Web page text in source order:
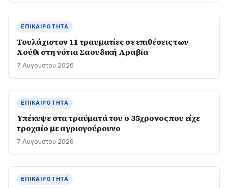
ΕΠΙΚΑΙΡΌΤΗΤΑ
Τουλάχιστον 11 τραυματίες σε επιθέσεις των
Χούθι στη νότια Σαουδική Αραβία
7 Αυγούστου 2026
ΕΠΙΚΑΙΡΌΤΗΤΑ
Υπέκυψε στα τραύματά του ο 35χρονος που είχε
τροχαίο με αγριογούρουνο
7 Αυγούστου 2026
ΕΠΙΚΑΙΡΌΤΗΤΑ